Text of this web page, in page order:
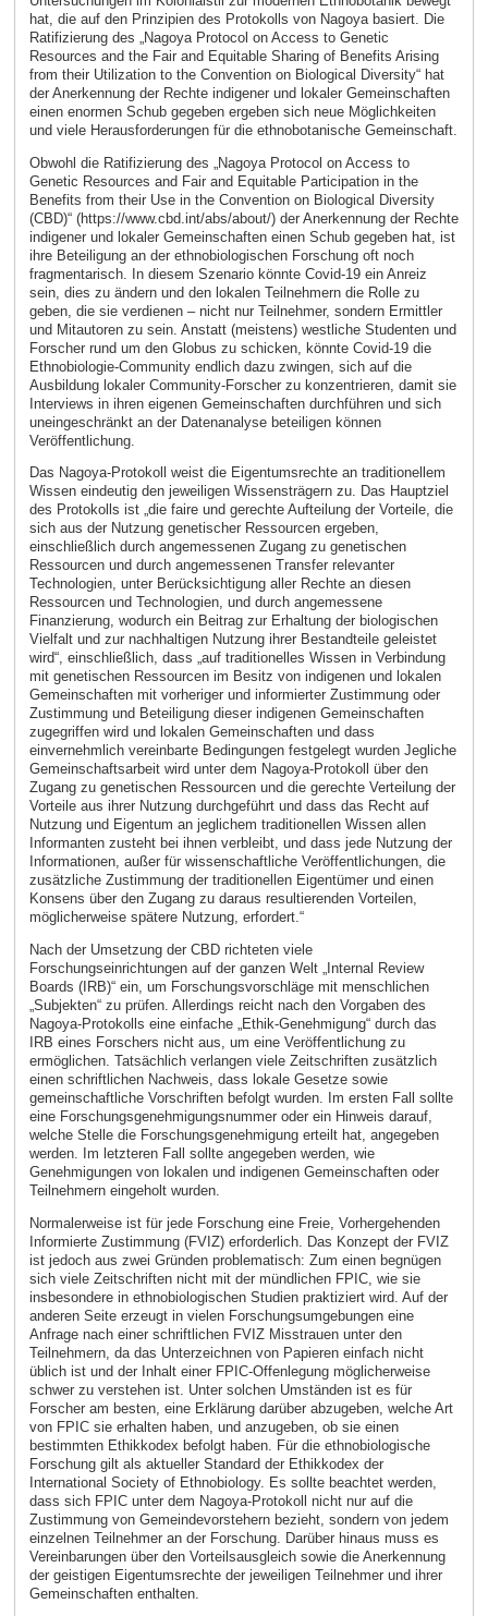
hat, die auf den Prinzipien des Protokolls von Nagoya basiert. Die
Ratifizierung des „Nagoya Protocol on Access to Genetic
Resources and the Fair and Equitable Sharing of Benefits Arising
from their Utilization to the Convention on Biological Diversity“ hat
der Anerkennung der Rechte indigener und lokaler Gemeinschaften
einen enormen Schub gegeben ergeben sich neue Möglichkeiten
und viele Herausforderungen für die ethnobotanische Gemeinschaft.
Obwohl die Ratifizierung des „Nagoya Protocol on Access to
Genetic Resources and Fair and Equitable Participation in the
Benefits from their Use in the Convention on Biological Diversity
(CBD)“ (https://www.cbd.int/abs/about/) der Anerkennung der Rechte
indigener und lokaler Gemeinschaften einen Schub gegeben hat, ist
ihre Beteiligung an der ethnobiologischen Forschung oft noch
fragmentarisch. In diesem Szenario könnte Covid-19 ein Anreiz
sein, dies zu ändern und den lokalen Teilnehmern die Rolle zu
geben, die sie verdienen – nicht nur Teilnehmer, sondern Ermittler
und Mitautoren zu sein. Anstatt (meistens) westliche Studenten und
Forscher rund um den Globus zu schicken, könnte Covid-19 die
Ethnobiologie-Community endlich dazu zwingen, sich auf die
Ausbildung lokaler Community-Forscher zu konzentrieren, damit sie
Interviews in ihren eigenen Gemeinschaften durchführen und sich
uneingeschränkt an der Datenanalyse beteiligen können
Veröffentlichung.
Das Nagoya-Protokoll weist die Eigentumsrechte an traditionellem
Wissen eindeutig den jeweiligen Wissensträgern zu. Das Hauptziel
des Protokolls ist „die faire und gerechte Aufteilung der Vorteile, die
sich aus der Nutzung genetischer Ressourcen ergeben,
einschließlich durch angemessenen Zugang zu genetischen
Ressourcen und durch angemessenen Transfer relevanter
Technologien, unter Berücksichtigung aller Rechte an diesen
Ressourcen und Technologien, und durch angemessene
Finanzierung, wodurch ein Beitrag zur Erhaltung der biologischen
Vielfalt und zur nachhaltigen Nutzung ihrer Bestandteile geleistet
wird“, einschließlich, dass „auf traditionelles Wissen in Verbindung
mit genetischen Ressourcen im Besitz von indigenen und lokalen
Gemeinschaften mit vorheriger und informierter Zustimmung oder
Zustimmung und Beteiligung dieser indigenen Gemeinschaften
zugegriffen wird und lokalen Gemeinschaften und dass
einvernehmlich vereinbarte Bedingungen festgelegt wurden Jegliche
Gemeinschaftsarbeit wird unter dem Nagoya-Protokoll über den
Zugang zu genetischen Ressourcen und die gerechte Verteilung der
Vorteile aus ihrer Nutzung durchgeführt und dass das Recht auf
Nutzung und Eigentum an jeglichem traditionellen Wissen allen
Informanten zusteht bei ihnen verbleibt, und dass jede Nutzung der
Informationen, außer für wissenschaftliche Veröffentlichungen, die
zusätzliche Zustimmung der traditionellen Eigentümer und einen
Konsens über den Zugang zu daraus resultierenden Vorteilen,
möglicherweise spätere Nutzung, erfordert.“
Nach der Umsetzung der CBD richteten viele
Forschungseinrichtungen auf der ganzen Welt „Internal Review
Boards (IRB)“ ein, um Forschungsvorschläge mit menschlichen
„Subjekten“ zu prüfen. Allerdings reicht nach den Vorgaben des
Nagoya-Protokolls eine einfache „Ethik-Genehmigung“ durch das
IRB eines Forschers nicht aus, um eine Veröffentlichung zu
ermöglichen. Tatsächlich verlangen viele Zeitschriften zusätzlich
einen schriftlichen Nachweis, dass lokale Gesetze sowie
gemeinschaftliche Vorschriften befolgt wurden. Im ersten Fall sollte
eine Forschungsgenehmigungsnummer oder ein Hinweis darauf,
welche Stelle die Forschungsgenehmigung erteilt hat, angegeben
werden. Im letzteren Fall sollte angegeben werden, wie
Genehmigungen von lokalen und indigenen Gemeinschaften oder
Teilnehmern eingeholt wurden.
Normalerweise ist für jede Forschung eine Freie, Vorhergehenden
Informierte Zustimmung (FVIZ) erforderlich. Das Konzept der FVIZ
ist jedoch aus zwei Gründen problematisch: Zum einen begnügen
sich viele Zeitschriften nicht mit der mündlichen FPIC, wie sie
insbesondere in ethnobiologischen Studien praktiziert wird. Auf der
anderen Seite erzeugt in vielen Forschungsumgebungen eine
Anfrage nach einer schriftlichen FVIZ Misstrauen unter den
Teilnehmern, da das Unterzeichnen von Papieren einfach nicht
üblich ist und der Inhalt einer FPIC-Offenlegung möglicherweise
schwer zu verstehen ist. Unter solchen Umständen ist es für
Forscher am besten, eine Erklärung darüber abzugeben, welche Art
von FPIC sie erhalten haben, und anzugeben, ob sie einen
bestimmten Ethikkodex befolgt haben. Für die ethnobiologische
Forschung gilt als aktueller Standard der Ethikkodex der
International Society of Ethnobiology. Es sollte beachtet werden,
dass sich FPIC unter dem Nagoya-Protokoll nicht nur auf die
Zustimmung von Gemeindevorstehern bezieht, sondern von jedem
einzelnen Teilnehmer an der Forschung. Darüber hinaus muss es
Vereinbarungen über den Vorteilsausgleich sowie die Anerkennung
der geistigen Eigentumsrechte der jeweiligen Teilnehmer und ihrer
Gemeinschaften enthalten.